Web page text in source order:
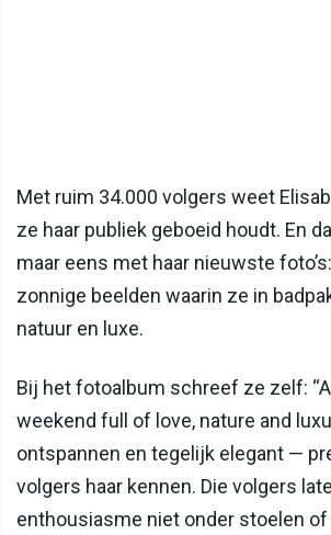
Met ruim 34.000 volgers weet
ze haar publiek geboeid houdt. En
maar eens met haar nieuwste
zonnige beelden waarin ze in
natuur en luxe.
Bij het fotoalbum schreef ze zelf:
weekend full of love, nature and
ontspannen en tegelijk elegant —
volgers haar kennen. Die volgers
enthousiasme niet onder stoelen of